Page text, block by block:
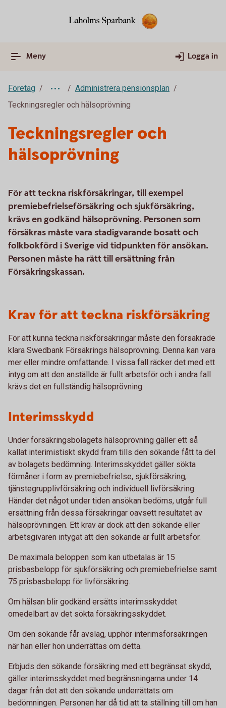
Meny Logga in
Företag
Administrera pensionsplan
Teckningsregler och hälsoprövning
Teckningsregler och
hälsoprövning
För att teckna riskförsäkringar, till exempel
premiebefrielseförsäkring och sjukförsäkring,
krävs en godkänd hälsoprövning. Personen som
försäkras måste vara stadigvarande bosatt och
folkbokförd i Sverige vid tidpunkten för ansökan.
Personen måste ha rätt till ersättning från
Försäkringskassan.
Krav för att teckna riskförsäkring
För att kunna teckna riskförsäkringar måste den försäkrade
klara Swedbank Försäkrings hälsoprövning. Denna kan vara
mer eller mindre omfattande. I vissa fall räcker det med ett
intyg om att den anställde är fullt arbetsför och i andra fall
krävs det en fullständig hälsoprövning.
Interimsskydd
Under försäkringsbolagets hälsoprövning gäller ett så
kallat interimistiskt skydd fram tills den sökande fått ta del
av bolagets bedömning. Interimsskyddet gäller sökta
förmåner i form av premiebefrielse, sjukförsäkring,
tjänstegrupplivförsäkring och individuell livförsäkring.
Händer det något under tiden ansökan bedöms, utgår full
ersättning från dessa försäkringar oavsett resultatet av
hälsoprövningen. Ett krav är dock att den sökande eller
arbetsgivaren intygat att den sökande är fullt arbetsför.
De maximala beloppen som kan utbetalas är 15
prisbasbelopp för sjukförsäkring och premiebefrielse samt
75 prisbasbelopp för livförsäkring.
Om hälsan blir godkänd ersätts interimsskyddet
omedelbart av det sökta försäkringsskyddet.
Om den sökande får avslag, upphör interimsförsäkringen
när han eller hon underrättas om detta.
Erbjuds den sökande försäkring med ett begränsat skydd,
gäller interimsskyddet med begränsningarna under 14
dagar från det att den sökande underrättats om
bedömningen. Personen har då tid att ta ställning till om han